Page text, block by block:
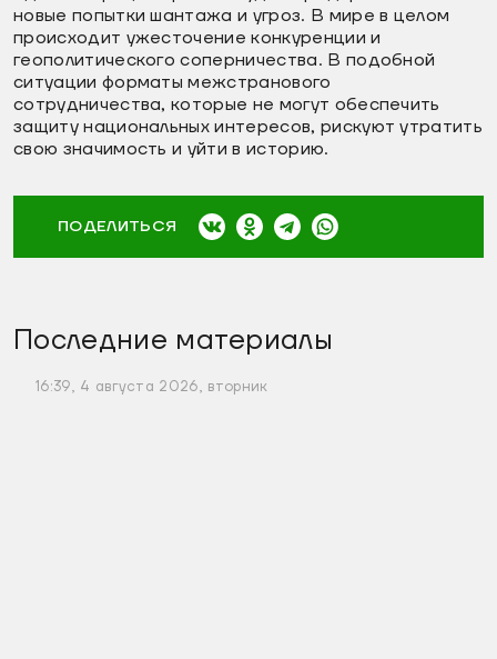
новые попытки шантажа и угроз. В мире в целом
происходит ужесточение конкуренции и
геополитического соперничества. В подобной
ситуации форматы межстранового
сотрудничества, которые не могут обеспечить
защиту национальных интересов, рискуют утратить
свою значимость и уйти в историю.
ПОДЕЛИТЬСЯ
Последние материалы
16:39, 4 августа 2026, вторник